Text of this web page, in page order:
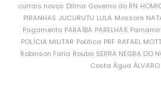
currais novos Dilma Governo do RN
PIRANHAS JUCURUTU LULA Mossoró
Pagamento PARAÍBA PARELHAS
POLÍCIA MILITAR Política PRF RAFAEL
Robinson Faria Roubo SERRA NEGRA DO
Costa Água